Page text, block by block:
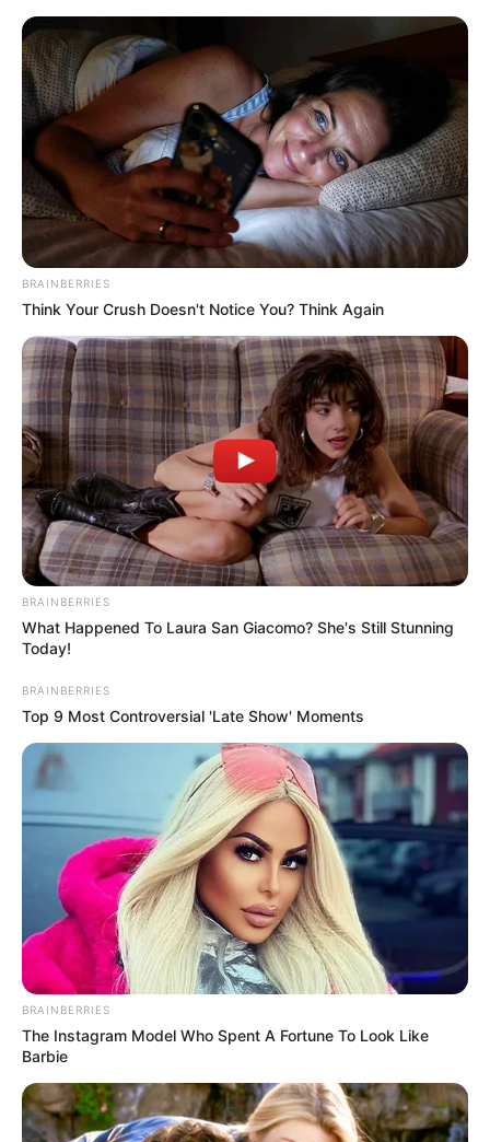
BRAINBERRIES
Think Your Crush Doesn't Notice You? Think Again
BRAINBERRIES
What Happened To Laura San Giacomo? She's Still Stunning
Today!
BRAINBERRIES
Top 9 Most Controversial 'Late Show' Moments
BRAINBERRIES
The Instagram Model Who Spent A Fortune To Look Like
Barbie